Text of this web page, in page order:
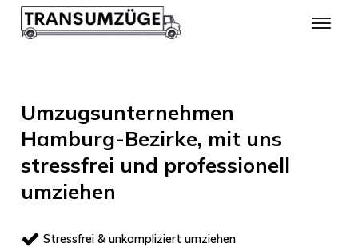
Umzugsunternehmen
Hamburg-Bezirke, mit uns
stressfrei und professionell
umziehen
Stressfrei & unkompliziert umziehen